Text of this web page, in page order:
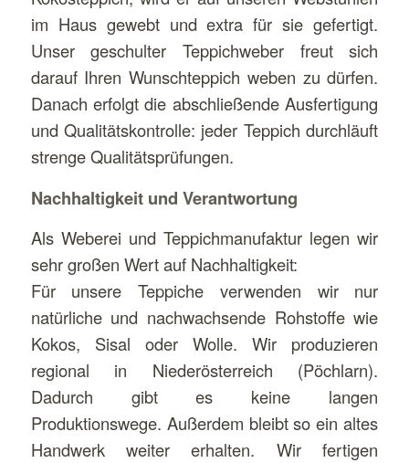
im Haus gewebt und extra für sie gefertigt.
Unser geschulter Teppichweber freut sich
darauf Ihren Wunschteppich weben zu dürfen.
Danach erfolgt die abschließende Ausfertigung
und Qualitätskontrolle: jeder Teppich durchläuft
strenge Qualitätsprüfungen.
Nachhaltigkeit und Verantwortung
Als Weberei und Teppichmanufaktur legen wir
sehr großen Wert auf Nachhaltigkeit:
Für unsere Teppiche verwenden wir nur
natürliche und nachwachsende Rohstoffe wie
Kokos, Sisal oder Wolle. Wir produzieren
regional in Niederösterreich (Pöchlarn).
Dadurch gibt es keine langen
Produktionswege. Außerdem bleibt so ein altes
Handwerk weiter erhalten. Wir fertigen